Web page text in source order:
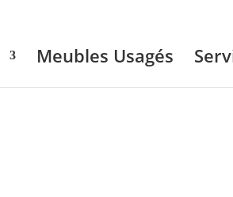
Meubles Usagés